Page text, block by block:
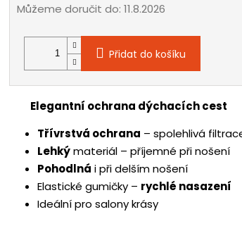
Můžeme doručit do: 11.8.2026
Přidat do košíku
Elegantní ochrana dýchacích cest
Třívrstvá ochrana – spolehlivá
Lehkýmateriál – příjemné při nošení
Pohodlná i při delším nošení
Elastické gumičky – rychlé nasazení
Ideální pro salony krásy